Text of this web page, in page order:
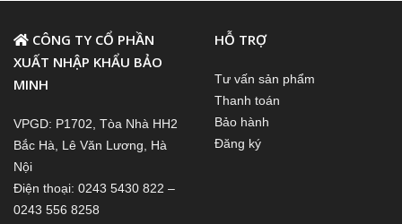
CÔNG TY CỔ PHẦN
XUẤT NHẬP KHẨU BẢO
MINH
VPGD: P1702, Tòa Nhà HH2
Bắc Hà, Lê Văn Lương, Hà
Nội
Điện thoại: 0243 5430 822 –
0243 556 8258
HỖ TRỢ
Tư vấn sản phẩm
Thanh toán
Bảo hành
Đăng ký